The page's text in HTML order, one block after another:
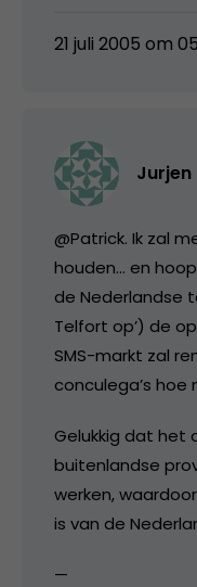
21 juli 2005 om
@Patrick. Ik zal
houden… en
de Nederlandse
Telfort op’) de
SMS-markt zal
conculega’s hoe
Gelukkig dat het
buitenlandse
werken,
is van de
—